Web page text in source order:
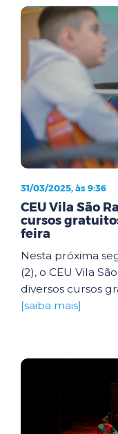
31/03/2025, às 9:36
CEU Vila São
cursos
feira
Nesta próxima
(2), o CEU Vila
diversos cursos
[saiba mais]